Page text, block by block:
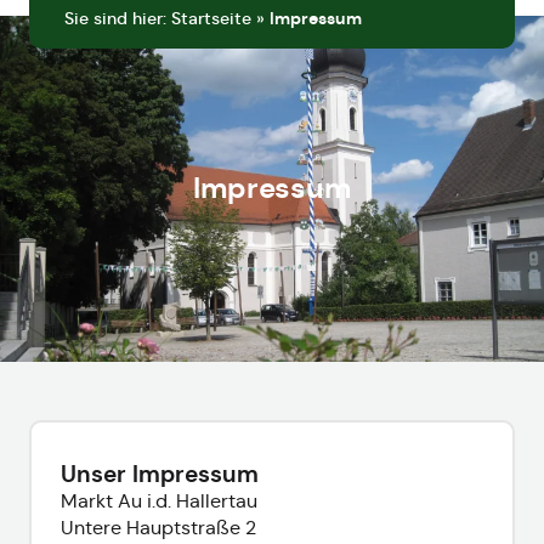
Sie sind hier: Startseite » Impressum
Impressum
Unser Impressum
Markt Au i.d. Hallertau
Untere Hauptstraße 2